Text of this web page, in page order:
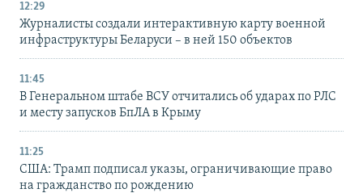
12:29
Журналисты создали интерактивную карту военной
инфраструктуры Беларуси – в ней 150 объектов
11:45
В Генеральном штабе ВСУ отчитались об ударах по РЛС
и месту запусков БпЛА в Крыму
11:25
США: Трамп подписал указы, ограничивающие право
на гражданство по рождению